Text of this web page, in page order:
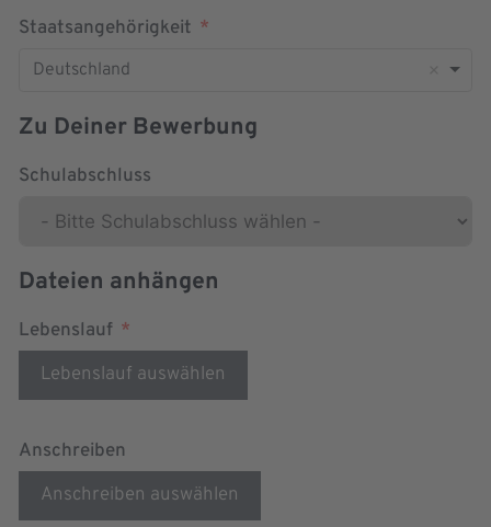
Staatsangehörigkeit
Deutschland
Zu Deiner Bewerbung
Schulabschluss
Dateien anhängen
Lebenslauf
Lebenslauf auswählen
Anschreiben
Anschreiben auswählen